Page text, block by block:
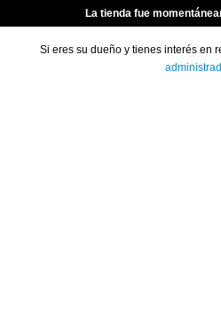
La tienda fue
Si eres su dueño y tienes interés en